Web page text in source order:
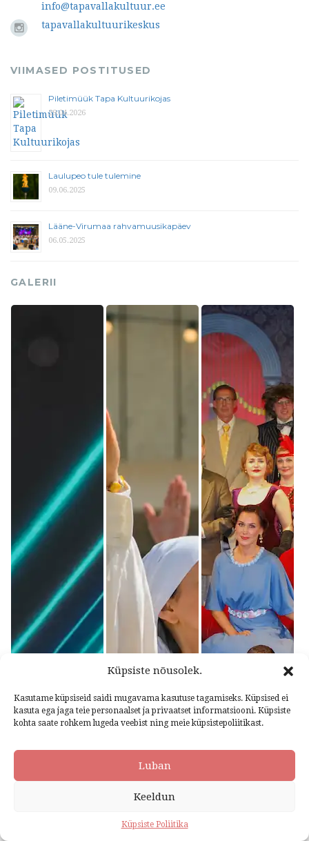
Küpsiste nõusolek.
Kasutame küpsiseid saidi mugavama kasutuse tagamiseks. Küpsised ei
kasuta ega jaga teie personaalset ja privaatset informatsiooni. Küpsiste
kohta saate rohkem lugeda veebist ning meie küpsistepoliitikast.
Luban
Keeldun
Küpsiste Poliitika
info@tapavallakultuur.ee
tapavallakultuurikeskus
VIIMASED POSTITUSED
Piletimüük Tapa Kultuurikojas
29.04.2026
Laulupeo tule tulemine
09.06.2025
Lääne-Virumaa rahvamuusikapäev
06.05.2025
GALERII